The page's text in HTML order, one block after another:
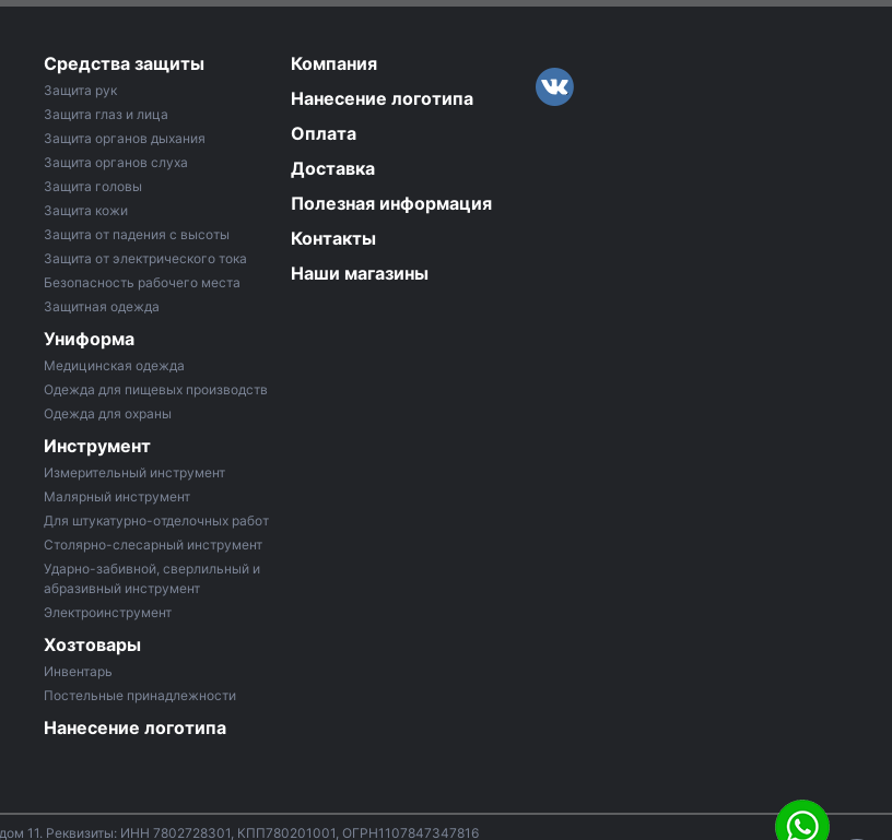
Средства защиты
Защита рук
Защита глаз и лица
Защита органов дыхания
Защита органов слуха
Защита головы
Защита кожи
Защита от падения с высоты
Защита от электрического тока
Безопасность рабочего места
Защитная одежда
Униформа
Медицинская одежда
Одежда для пищевых производств
Одежда для охраны
Инструмент
Измерительный инструмент
Малярный инструмент
Для штукатурно-отделочных работ
Столярно-слесарный инструмент
Ударно-забивной, сверлильный и
абразивный инструмент
Электроинструмент
Хозтовары
Инвентарь
Постельные принадлежности
Нанесение логотипа
Компания
Нанесение логотипа
Оплата
Доставка
Полезная информация
Контакты
Наши магазины
11. Реквизиты: ИНН 7802728301, КПП780201001, ОГРН1107847347816